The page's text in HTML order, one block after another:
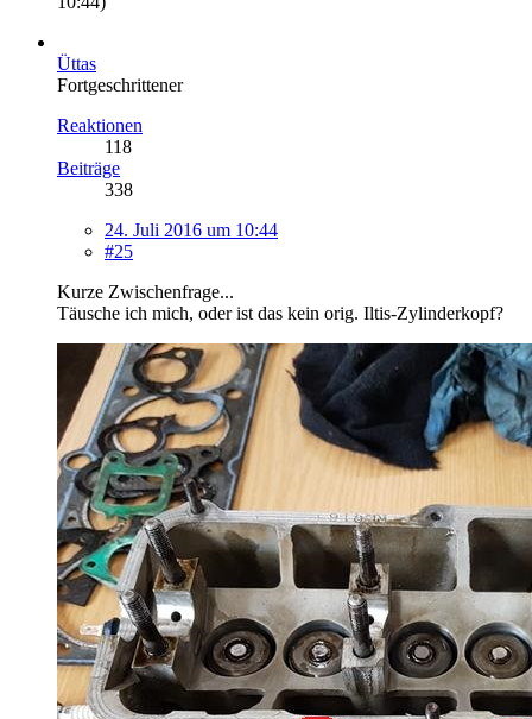
Üttas
Fortgeschrittener
Reaktionen
118
Beiträge
338
24. Juli 2016 um 10:44
#25
Kurze Zwischenfrage...
Täusche ich mich, oder ist das kein orig. Iltis-Zylinderkopf?